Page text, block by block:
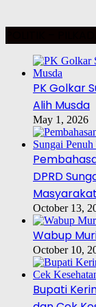
PK Golkar
Alih Musda
May 1, 2026
DPRD
Masyarakat
October 13,
Wabup
October 10,
Bupati